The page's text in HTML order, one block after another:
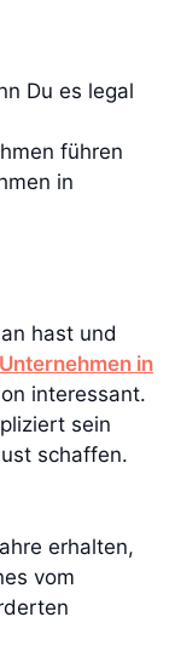
Du es legal
führen
in
hast und
in
interessant.
sein
schaffen.
erhalten,
vom